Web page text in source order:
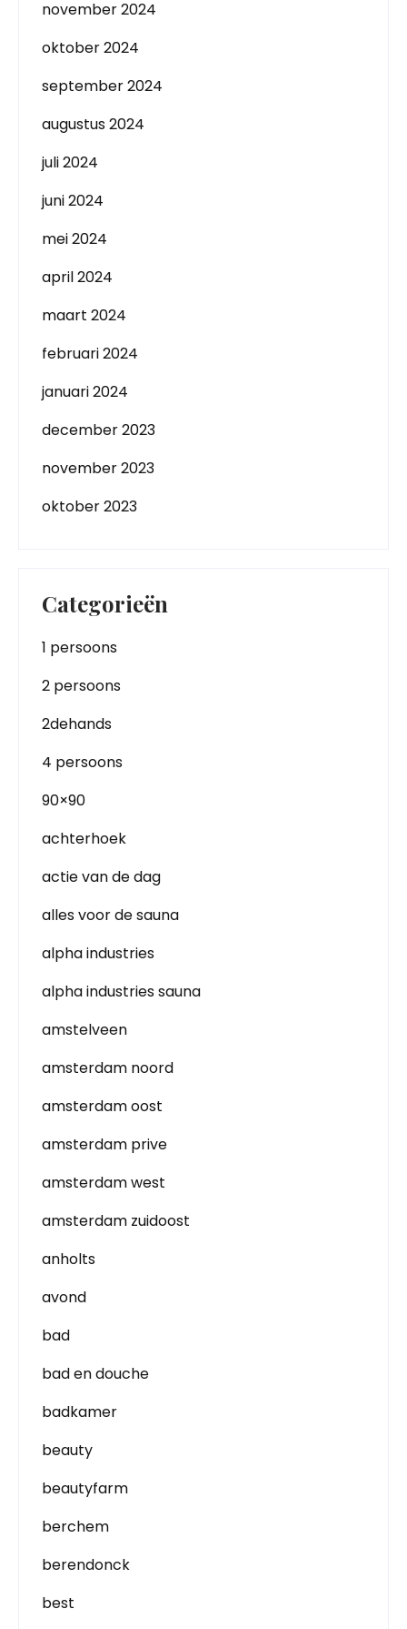
november 2024
oktober 2024
september 2024
augustus 2024
juli 2024
juni 2024
mei 2024
april 2024
maart 2024
februari 2024
januari 2024
december 2023
november 2023
oktober 2023
Categorieën
1 persoons
2 persoons
2dehands
4 persoons
90×90
achterhoek
actie van de dag
alles voor de sauna
alpha industries
alpha industries sauna
amstelveen
amsterdam noord
amsterdam oost
amsterdam prive
amsterdam west
amsterdam zuidoost
anholts
avond
bad
bad en douche
badkamer
beauty
beautyfarm
berchem
berendonck
best